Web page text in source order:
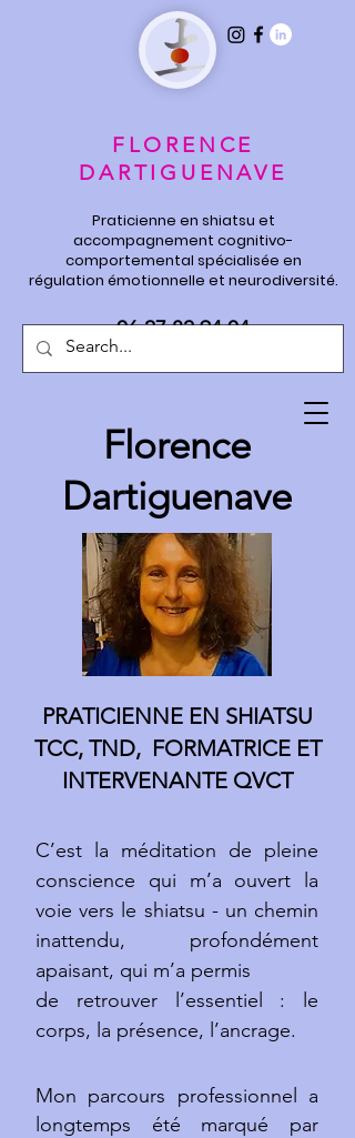
FLORENCE
DARTIGUENAVE
Praticienne en shiatsu et
accompagnement cognitivo-
comportemental spécialisée en
régulation émotionnelle et neurodiversité.
06 27 82 94 04
Florence
Dartiguenave
PRATICIENNE EN SHIATSU
TCC, TND, FORMATRICE ET
INTERVENANTE QVCT
C’est la méditation de pleine
conscience qui m’a ouvert la
voie vers le shiatsu - un chemin
inattendu, profondément
apaisant, qui m’a permis
de retrouver l’essentiel : le
corps, la présence, l’ancrage.
Mon parcours professionnel a
longtemps été marqué par